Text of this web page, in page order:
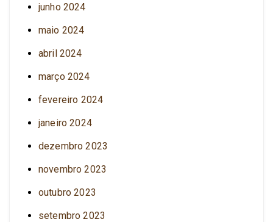
junho 2024
maio 2024
abril 2024
março 2024
fevereiro 2024
janeiro 2024
dezembro 2023
novembro 2023
outubro 2023
setembro 2023